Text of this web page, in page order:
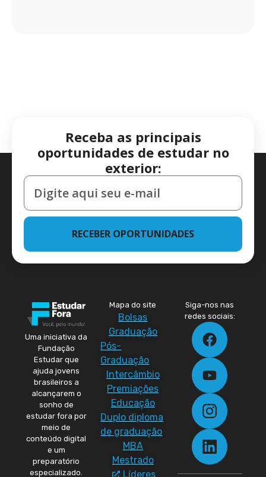
Receba as principais
oportunidades de estudar no
exterior:
RECEBER OPORTUNIDADES
Uma iniciativa da
Fundação
Estudar que
ajuda jovens
brasileiros a
alcançarem o
sonho de
estudar fora por
meio de
conteúdo digital
e um
preparatório
especializado.
Mapa do site
Bolsas
Graduação
Pós-
Graduação
Intercâmbio
Premiações
Educação
Duplo diploma
de graduação
MBA
Mestrado
Líderes
Siga-nos nas
redes sociais: